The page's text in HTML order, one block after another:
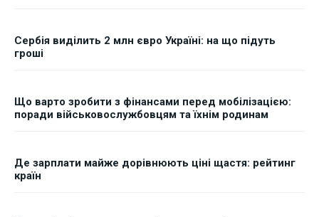
Сербія виділить 2 млн євро Україні: на що підуть
гроші
Що варто зробити з фінансами перед мобілізацією:
поради військовослужбовцям та їхнім родинам
Де зарплати майже дорівнюють ціні щастя: рейтинг
країн